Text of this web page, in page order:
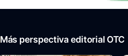
Más perspectiva editorial OTC